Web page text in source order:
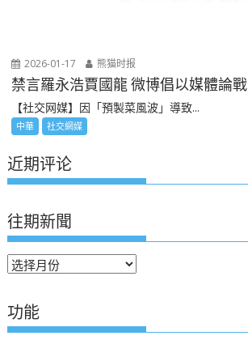
2026-01-17 熊猫时报
禁言羅永浩賈國龍 微博倡以媒體論戰
【社交网媒】因「預製菜風波」導致...
中華 社交網媒
近期评论
往期新聞
往
新
聞
功能